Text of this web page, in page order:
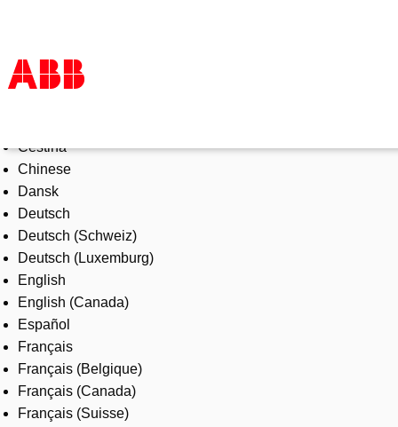
Products & Solutions
Industries
Services
About us
Where to buy
Contact us
Careers
Čeština
Chinese
Dansk
Deutsch
Deutsch (Schweiz)
Deutsch (Luxemburg)
English
English (Canada)
Español
Français
Français (Belgique)
Français (Canada)
Français (Suisse)